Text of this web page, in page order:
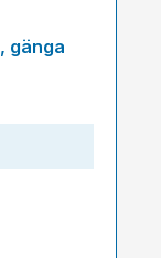
gänga